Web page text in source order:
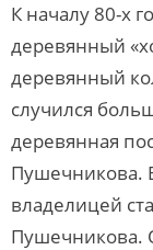
К началу 80-х
деревянный
деревянный
случился
деревянная
Пушечникова.
владелицей
Пушечникова.